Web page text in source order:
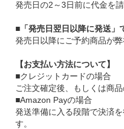
発売日の2～3日前に代金を請
■「発売日翌日以降に発送」
発売日以降にご予約商品が
【お支払い方法について】
■クレジットカードの場合
ご注文確定後、もしくは商
■Amazon Payの場合
発送準備に入る段階で決済
す。